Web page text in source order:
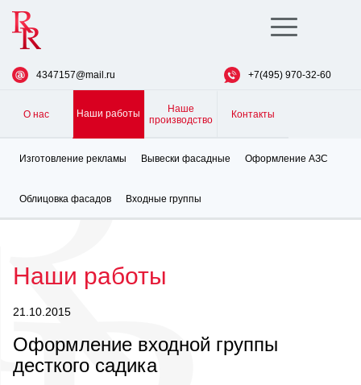
Toggle
navigation
4347157@mail.ru +7(495) 970-32-60
О нас Наши работы
Наше
производство
Контакты
Изготовление рекламы Вывески фасадные Оформление АЗС
Облицовка фасадов Входные группы
Наши работы
21.10.2015
Оформление входной группы
десткого садика